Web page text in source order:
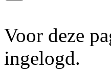
Voor deze
ingelogd.